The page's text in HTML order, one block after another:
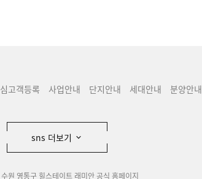
고객등록 사업안내 단지안내 세대안내 분양안내
sns 더보기
원 영통구 힐스테이트 래미안 공식 홈페이지